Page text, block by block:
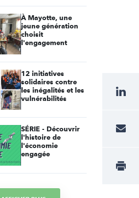
À Mayotte, une
jeune génération
choisit
l'engagement
12 initiatives
solidaires contre
les inégalités et les
vulnérabilités
SÉRIE - Découvrir
l'histoire de
l'économie
engagée